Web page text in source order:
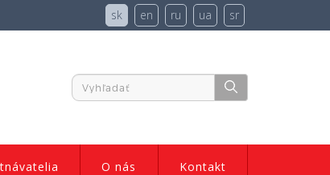
sk en ru ua sr
O nás Kontakt